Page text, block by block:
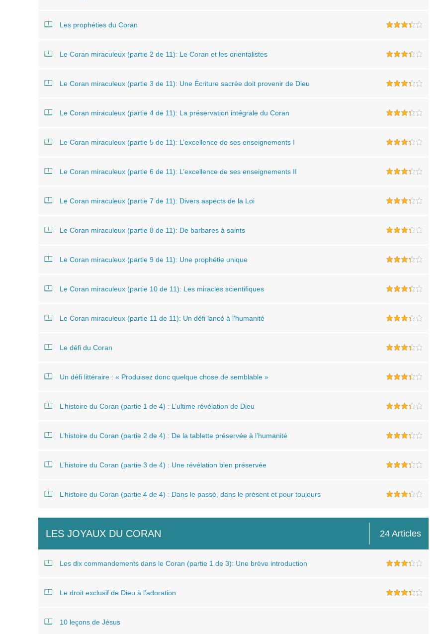
Les prophéties du Coran
Le Coran miraculeux (partie 2 de 11): Le Coran et les orientalistes
Le Coran miraculeux (partie 3 de 11): Une Écriture sacrée doit provenir de Dieu
Le Coran miraculeux (partie 4 de 11): La préservation intégrale du Coran
Le Coran miraculeux (partie 5 de 11): L’excellence de ses enseignements I
Le Coran miraculeux (partie 6 de 11): L’excellence de ses enseignements II
Le Coran miraculeux (partie 7 de 11): Divers aspects de la Loi
Le Coran miraculeux (partie 8 de 11): De barbares à saints
Le Coran miraculeux (partie 9 de 11): Une prophétie unique
Le Coran miraculeux (partie 10 de 11): Les miracles scientifiques
Le Coran miraculeux (partie 11 de 11): Un défi lancé à l’humanité
Le défi du Coran
Un défi littéraire : « Produisez donc quelque chose de semblable »
L’histoire du Coran (partie 1 de 4) : L’ultime révélation de Dieu
L’histoire du Coran (partie 2 de 4) : De la tablette préservée à l’humanité
L’histoire du Coran (partie 3 de 4) : Une révélation bien préservée
L’histoire du Coran (partie 4 de 4) : Dans le passé, dans le présent et pour toujours
LES JOYAUX DU CORAN 24 Articles
Les dix commandements dans le Coran (partie 1 de 3): Une brève introduction
Le droit exclusif de Dieu à l’adoration
10 leçons de Jésus